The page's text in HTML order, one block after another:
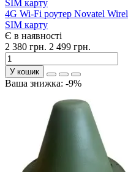
4G Wi-Fi роутер Novatel
SIM карту
Є в наявності
2 380 грн. 2 499 грн.
У кошик
Ваша знижка: -9%